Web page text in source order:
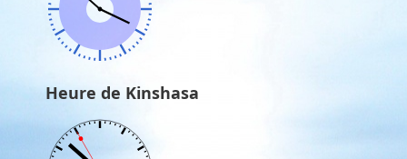
Heure de Kinshasa